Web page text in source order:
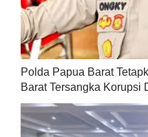
Polda Papua Barat
Barat Tersangka Korupsi